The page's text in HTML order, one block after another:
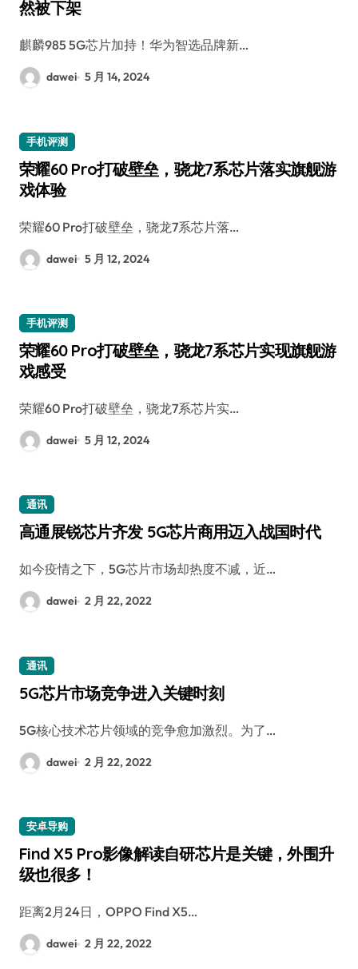
然被下架
麒麟985 5G芯片加持！华为智选品牌新…
dawei 5 月 14, 2024
手机评测
荣耀60 Pro打破壁垒，骁龙7系芯片落实旗舰游
戏体验
荣耀60 Pro打破壁垒，骁龙7系芯片落…
dawei 5 月 12, 2024
手机评测
荣耀60 Pro打破壁垒，骁龙7系芯片实现旗舰游
戏感受
荣耀60 Pro打破壁垒，骁龙7系芯片实…
dawei 5 月 12, 2024
通讯
高通展锐芯片齐发 5G芯片商用迈入战国时代
如今疫情之下，5G芯片市场却热度不减，近…
dawei 2 月 22, 2022
通讯
5G芯片市场竞争进入关键时刻
5G核心技术芯片领域的竞争愈加激烈。为了…
dawei 2 月 22, 2022
安卓导购
Find X5 Pro影像解读自研芯片是关键，外围升
级也很多！
距离2月24日，OPPO Find X5…
dawei 2 月 22, 2022